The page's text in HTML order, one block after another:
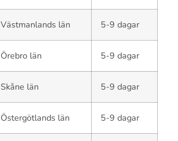
Västmanlands län 5-9 dagar
Örebro län 5-9 dagar
Skåne län 5-9 dagar
Östergötlands län 5-9 dagar